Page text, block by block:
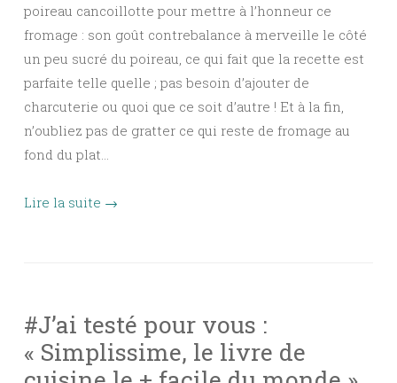
poireau cancoillotte pour mettre à l’honneur ce
fromage : son goût contrebalance à merveille le côté
un peu sucré du poireau, ce qui fait que la recette est
parfaite telle quelle ; pas besoin d’ajouter de
charcuterie ou quoi que ce soit d’autre ! Et à la fin,
n’oubliez pas de gratter ce qui reste de fromage au
fond du plat…
Lire la suite →
#J’ai testé pour vous :
« Simplissime, le livre de